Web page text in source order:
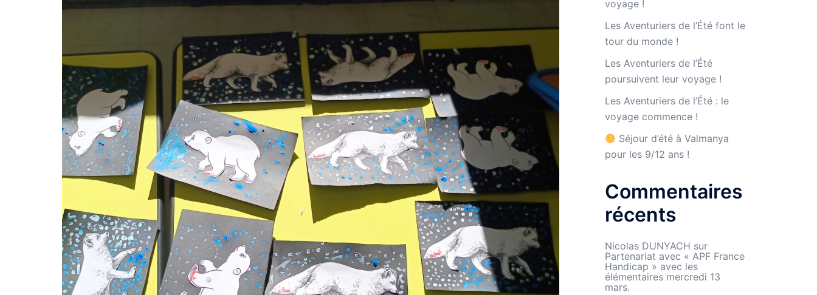
voyage !
Les Aventuriers de l’Été font le
tour du monde !
Les Aventuriers de l’Été
poursuivent leur voyage !
Les Aventuriers de l’Été : le
voyage commence !
Séjour d’été à Valmanya
pour les 9/12 ans !
Commentaires
récents
Nicolas DUNYACH sur
Partenariat avec « APF France
Handicap » avec les
élémentaires mercredi 13
mars.